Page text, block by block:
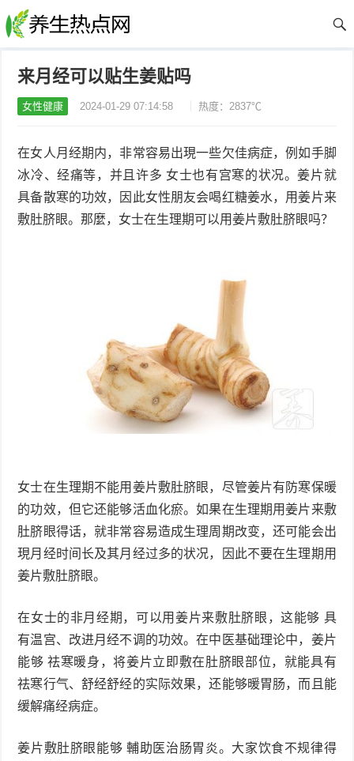
来月经可以贴生姜贴吗
女性健康 2024-01-29 07:14:58 热度：2837℃
在女人月经期内，非常容易出現一些欠佳病症，例如手脚
冰冷、经痛等，并且许多 女士也有宫寒的状况。姜片就
具备散寒的功效，因此女性朋友会喝红糖姜水，用姜片来
敷肚脐眼。那麼，女士在生理期可以用姜片敷肚脐眼吗？
女士在生理期不能用姜片敷肚脐眼，尽管姜片有防寒保暖
的功效，但它还能够活血化瘀。如果在生理期用姜片来敷
肚脐眼得话，就非常容易造成生理周期改变，还可能会出
現月经时间长及其月经过多的状况，因此不要在生理期用
姜片敷肚脐眼。
在女士的非月经期，可以用姜片来敷肚脐眼，这能够 具
有温宫、改进月经不调的功效。在中医基础理论中，姜片
能够 祛寒暖身，将姜片立即敷在肚脐眼部位，就能具有
祛寒行气、舒经舒经的实际效果，还能够暖胃肠，而且能
缓解痛经病症。
姜片敷肚脐眼能够 輔助医治肠胃炎。大家饮食不规律得